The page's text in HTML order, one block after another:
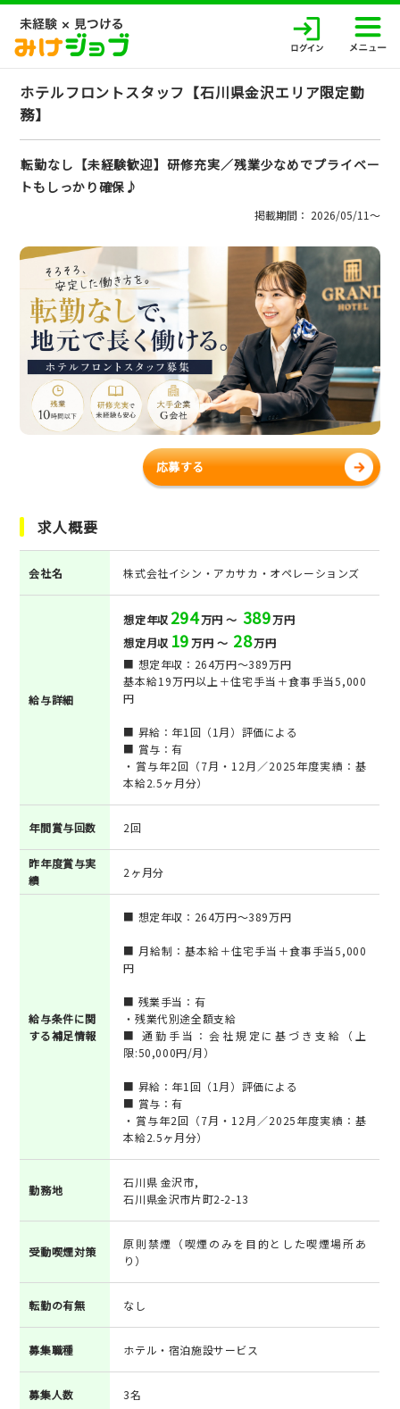
ホテルフロントスタッフ【石川県金沢エリア限定勤
務】
転勤なし【未経験歓迎】研修充実／残業少なめでプライベー
トもしっかり確保♪
掲載期間： 2026/05/11〜
応募する
求人概要
会社名 株式会社イシン・アカサカ・オペレーションズ
給与詳細
想定年収 294万円 ～ 389万円
想定月収 19万円 ～ 28万円
■ 想定年収：264万円～389万円
基本給19万円以上＋住宅手当＋食事手当5,000
円
■ 昇給：年1回（1月）評価による
■ 賞与：有
・賞与年2回（7月・12月／2025年度実績：基
本給2.5ヶ月分）
年間賞与回数 2回
昨年度賞与実
績
2ヶ月分
給与条件に関
する補足情報
■ 想定年収：264万円～389万円
■ 月給制：基本給＋住宅手当＋食事手当5,000
円
■ 残業手当：有
・残業代別途全額支給
■ 通勤手当：会社規定に基づき支給（上
限:50,000円/月）
■ 昇給：年1回（1月）評価による
■ 賞与：有
・賞与年2回（7月・12月／2025年度実績：基
本給2.5ヶ月分）
勤務地
石川県 金沢市,
石川県金沢市片町2-2-13
受動喫煙対策
原則禁煙（喫煙のみを目的とした喫煙場所あ
り）
転勤の有無 なし
募集職種 ホテル・宿泊施設サービス
募集人数 3名